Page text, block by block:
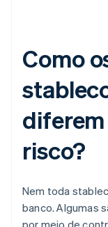
Como
risco?
Nem toda
banco. Algumas